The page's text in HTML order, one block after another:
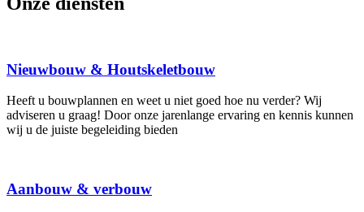
Nieuwbouw & Houtskeletbouw
Heeft u bouwplannen en weet u niet goed hoe nu verder? Wij
adviseren u graag! Door onze jarenlange ervaring en kennis kunnen
wij u de juiste begeleiding bieden
Aanbouw & verbouw